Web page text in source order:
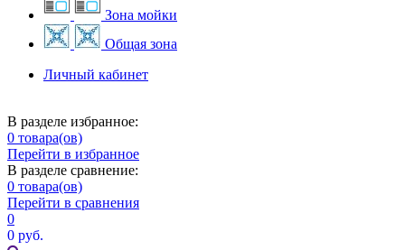
Зона мойки
Общая зона
Личный кабинет
В разделе избранное:
0 товара(ов)
Перейти в избранное
В разделе сравнение:
0 товара(ов)
Перейти в сравнения
0
0 руб.